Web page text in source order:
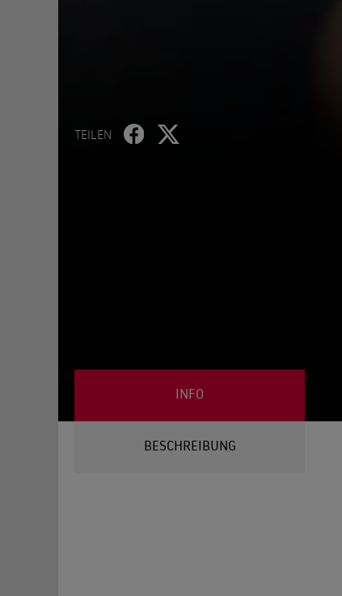
TEILEN
INFO
BESCHREIBUNG